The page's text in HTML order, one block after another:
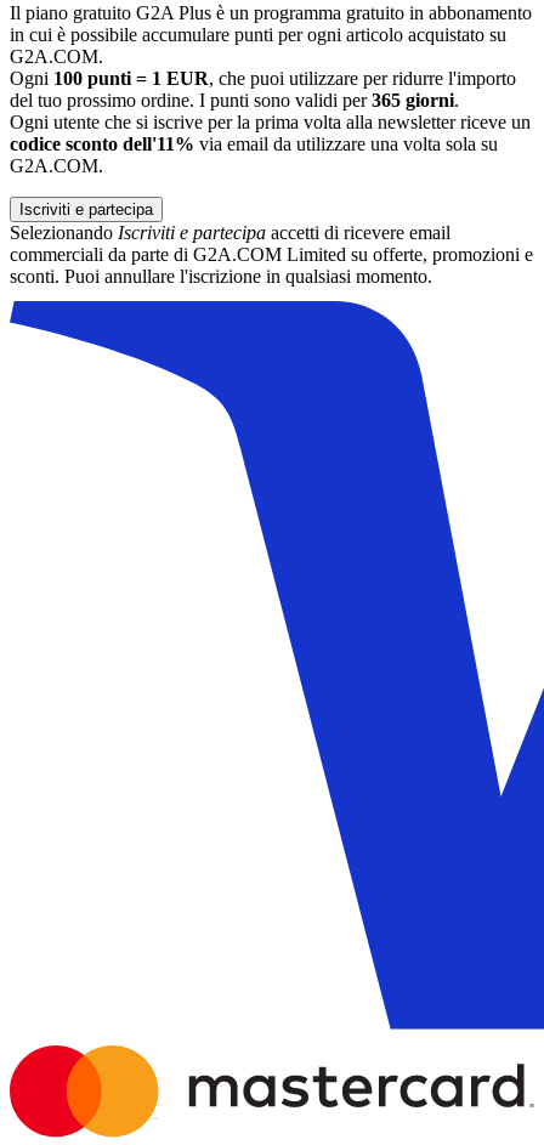
Il piano gratuito G2A Plus è un programma gratuito in abbonamento
in cui è possibile accumulare punti per ogni articolo acquistato su
G2A.COM.
Ogni 100 punti = 1 EUR, che puoi utilizzare per ridurre l'importo
del tuo prossimo ordine. I punti sono validi per365 giorni.
Ogni utente che si iscrive per la prima volta alla newsletter riceve un
codice sconto dell'11% via email da utilizzare una volta sola su
G2A.COM.
Iscriviti e partecipa
Selezionando Iscriviti e partecipa accetti di ricevere email
commerciali da parte di G2A.COM Limited su offerte, promozioni e
sconti. Puoi annullare l'iscrizione in qualsiasi momento.